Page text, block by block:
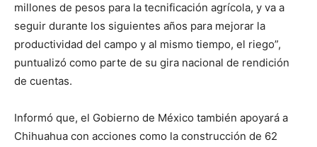
millones de pesos para la tecnificación agrícola, y va a
seguir durante los siguientes años para mejorar la
productividad del campo y al mismo tiempo, el riego”,
puntualizó como parte de su gira nacional de rendición
de cuentas.
Informó que, el Gobierno de México también apoyará a
Chihuahua con acciones como la construcción de 62